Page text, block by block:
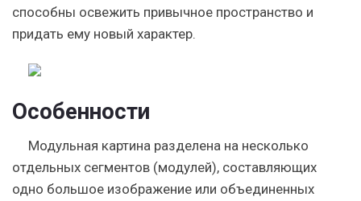
способны освежить привычное пространство и
придать ему новый характер.
Особенности
Модульная картина разделена на несколько
отдельных сегментов (модулей), составляющих
одно большое изображение или объединенных